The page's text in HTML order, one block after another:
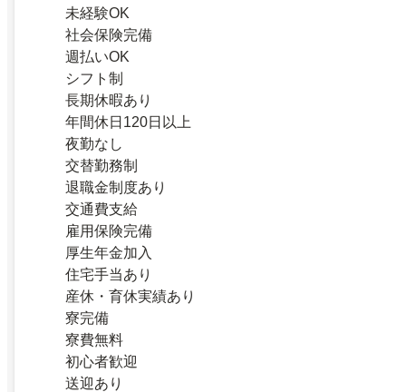
未経験OK
社会保険完備
週払いOK
シフト制
長期休暇あり
年間休日120日以上
夜勤なし
交替勤務制
退職金制度あり
交通費支給
雇用保険完備
厚生年金加入
住宅手当あり
産休・育休実績あり
寮完備
寮費無料
初心者歓迎
送迎あり